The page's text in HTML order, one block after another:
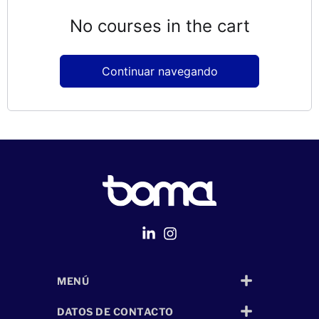
No courses in the cart
Continuar navegando
MENÚ
DATOS DE CONTACTO
Página Web Despliegue Web